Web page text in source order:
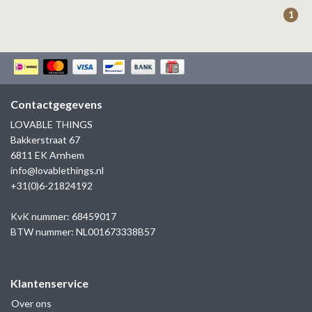
KAPTEN & SON
1
Contactgegevens
LOVABLE THINGS
Bakkerstraat 67
6811 EK Arnhem
info@lovablethings.nl
+31(0)6-21824192
KvK nummer: 68459017
BTW nummer: NL001673338B57
Klantenservice
Over ons